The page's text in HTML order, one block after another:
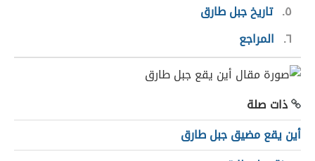
٥ تاريخ جبل طارق
٦ المراجع
ذات صلة
أين يقع مضيق جبل طارق